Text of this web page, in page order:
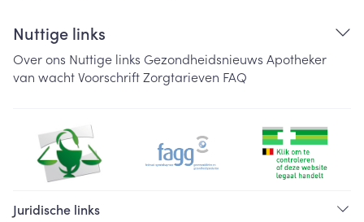
Nuttige links
Over ons Nuttige links Gezondheidsnieuws Apotheker
van wachtVoorschriftZorgtarieven FAQ
Juridische links